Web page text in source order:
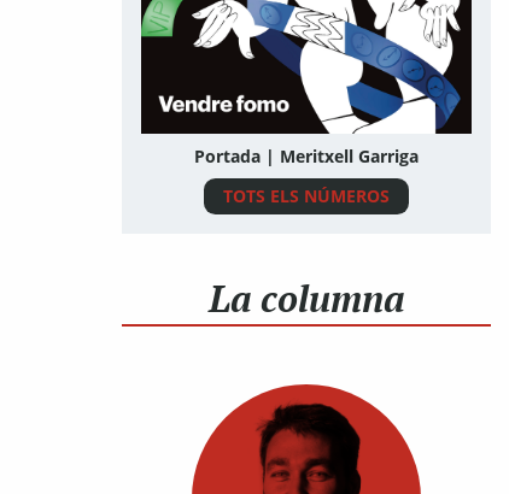
Portada | Meritxell Garriga
TOTS ELS NÚMEROS
La columna